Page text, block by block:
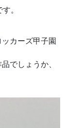
。
カーズ甲子園
でしょうか、